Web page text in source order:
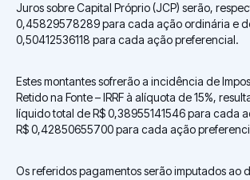
Juros sobre Capital Próprio (JCP) serão,
0,45829578289 para cada ação ordinária e
0,50412536118 para cada ação preferencial.
Estes montantes sofrerão a incidência de
Retido na Fonte – IRRF à alíquota de 15%,
líquido total de R$ 0,38955141546 para cada
R$ 0,42850655700 para cada ação
Os referidos pagamentos serão imputados ao